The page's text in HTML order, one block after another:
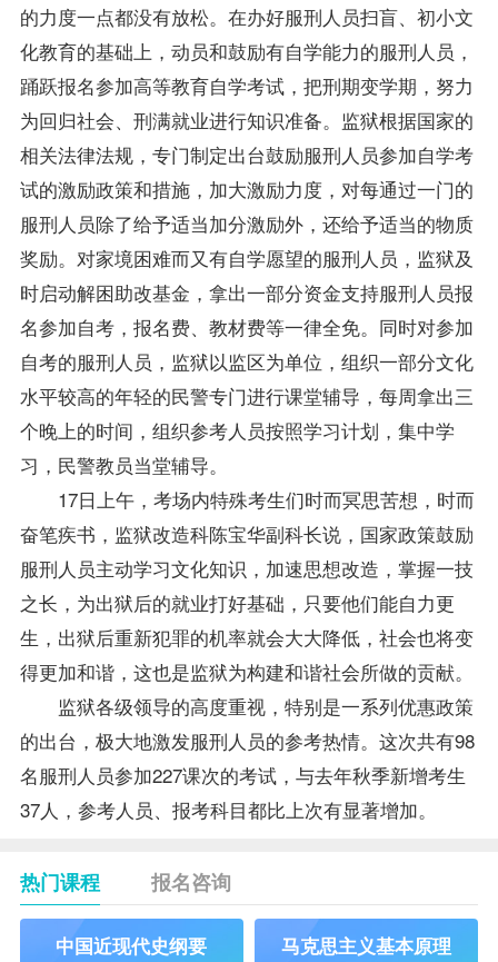
的力度一点都没有放松。在办好服刑人员扫盲、初小文
化教育的基础上，动员和鼓励有自学能力的服刑人员，
踊跃报名参加高等教育自学考试，把刑期变学期，努力
为回归社会、刑满就业进行知识准备。监狱根据国家的
相关法律法规，专门制定出台鼓励服刑人员参加自学考
试的激励政策和措施，加大激励力度，对每通过一门的
服刑人员除了给予适当加分激励外，还给予适当的物质
奖励。对家境困难而又有自学愿望的服刑人员，监狱及
时启动解困助改基金，拿出一部分资金支持服刑人员报
名参加自考，报名费、 教材费等一律全免。同时对参加
自考的服刑人员，监狱以监区为单位，组织一部分文化
水平较高的年轻的民警专门进行课堂辅导 ，每周拿出三
个晚上的时间，组织参考人员按照学习计划，集中学
习，民警教员当堂辅导。
17日上午，考场内特殊考生们时而冥思苦想，时而
奋笔疾书，监狱改造科陈宝华副科长说，国家政策鼓励
服刑人员主动学习文化知识，加速思想改造，掌握一技
之长，为出狱后的就业打好基础，只要他们能自力更
生，出狱后重新犯罪的机率就会大大降低，社会也将变
得更加和谐，这也是监狱为构建和谐社会所做的贡献。
监狱各级领导的高度重视，特别是一系列优惠政策
的出台，极大地激发服刑人员的参考热情。这次共有98
名服刑人员参加227课次的考试，与去年秋季新增考生
37人，参考人员、 报考科目都比上次有显著增加。
热门课程 报名咨询
中国近现代史纲要 马克思主义基本原理